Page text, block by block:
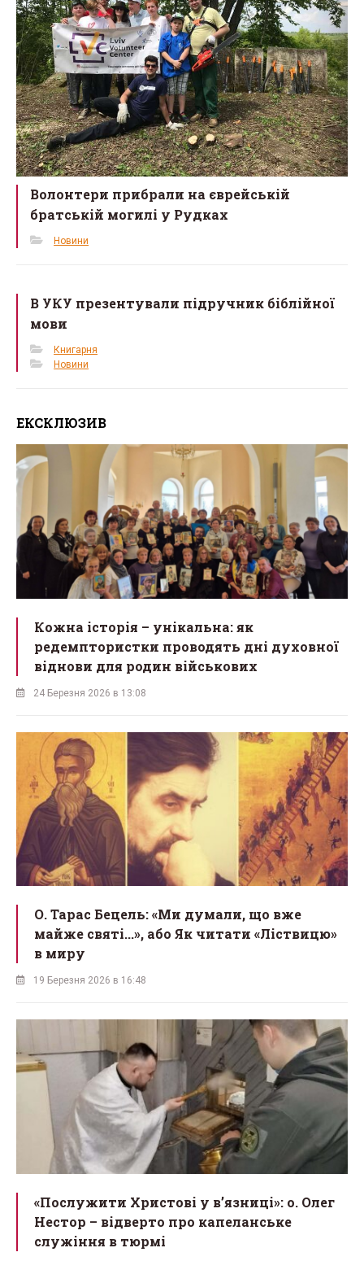
Волонтери прибрали на єврейській
братській могилі у Рудках
Новини
В УКУ презентували підручник біблійної
мови
Книгарня
Новини
ЕКСКЛЮЗИВ
Кожна історія – унікальна: як
редемптористки проводять дні духовної
віднови для родин військових
24 Березня 2026 в 13:08
О. Тарас Бецель: «Ми думали, що вже
майже святі...», або Як читати «Ліствицю»
в миру
19 Березня 2026 в 16:48
«Послужити Христові у вʼязниці»: о. Олег
Нестор – відверто про капеланське
служіння в тюрмі